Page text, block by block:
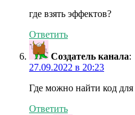
где взять эффектов?
Ответить
Создатель канала:
27.09.2022 в 20:23
Где можно найти код
Ответить